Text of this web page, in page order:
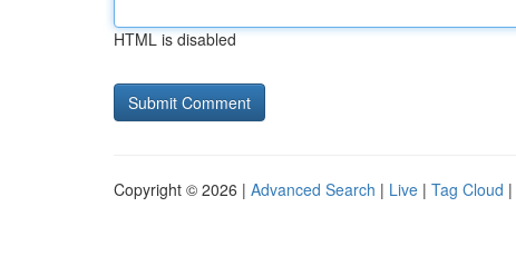
HTML is disabled
Copyright © 2026 | Advanced Search | Live | Tag Cloud |